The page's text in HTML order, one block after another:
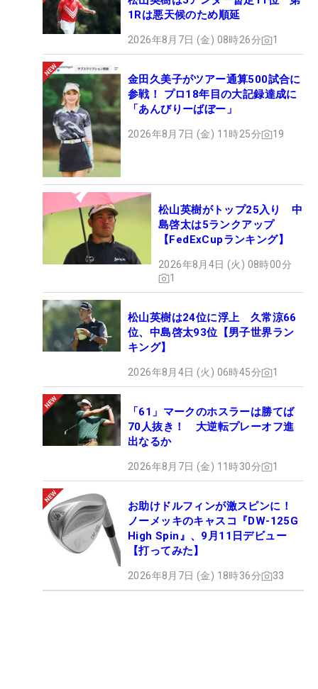
1Rは悪天候のため順延
2026年8月7日 (金) 08時26分 1
金田久美子がツアー通算500試合に
参戦！ プロ18年目の大記録達成に
「あんびりーばぼー」
2026年8月7日 (金) 11時25分 19
松山英樹がトップ25入り 中
島啓太は5ランクアップ
【FedExCupランキング】
2026年8月4日 (火) 08時00分
1
松山英樹は24位に浮上 久常涼66
位、中島啓太93位【男子世界ラン
キング】
2026年8月4日 (火) 06時45分 1
「61」マークのホスラーは勝てば
70人抜き！ 大逆転プレーオフ進
出なるか
2026年8月7日 (金) 11時30分 1
お助けドルフィンが激スピンに！
ノーメッキのキャスコ『DW-125G
High Spin』、9月11日デビュー
【打ってみた】
2026年8月7日 (金) 18時36分 33